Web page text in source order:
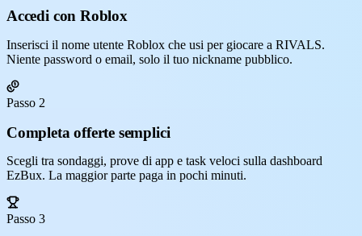
Accedi con Roblox
Inserisci il nome utente Roblox che usi per giocare a RIVALS.
Niente password o email, solo il tuo nickname pubblico.
Passo 2
Completa offerte semplici
Scegli tra sondaggi, prove di app e task veloci sulla dashboard
EzBux. La maggior parte paga in pochi minuti.
Passo 3